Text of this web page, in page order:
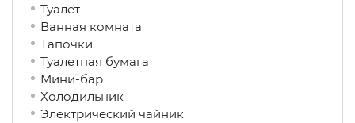
Туалет
Ванная комната
Тапочки
Туалетная бумага
Мини-бар
Холодильник
Электрический чайник